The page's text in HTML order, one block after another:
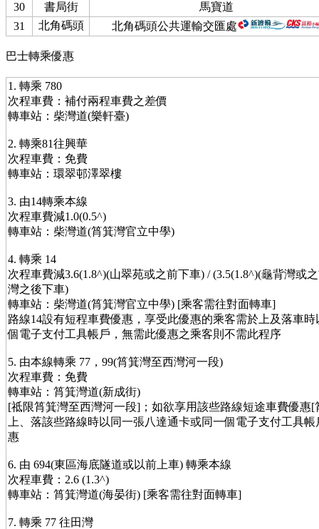
30
書局街
馬寶道
31
北角碼頭 北角碼頭公共運輸交匯處
巴士轉乘優惠
1. 轉乘 780
次程車費：補付兩程車費之差價
轉車站：柴灣道(樂軒臺)
2. 轉乘81往興華
次程車費：免費
轉車站：環翠邨澤翠樓
3. 由14轉乘本線
次程車費減1.0(0.5^)
轉車站：柴灣道(筲箕灣官立中學)
4. 轉乘 14
次程車費減3.6(1.8^)(山翠苑或之前下車) / (3.5(1.8^)(龜背灣或
灣之後下車)
轉車站：柴灣道(筲箕灣官立中學) [乘客需往對面轉車]
路線14設有短程車費優惠，享受此優惠的乘客需於上及落車
個電子支付工具帳戶，無需此優惠之乘客則不需此程序
5. 由本線轉乘 77，99(筲箕灣至西灣河一段)
次程車費：免費
轉車站：筲箕灣道(新成街)
[祗限筲箕灣至西灣河一段]；如欲享用該些路線短途車費優惠
上、落該些路線時以同一張八達通卡或同一個電子支付工具
惠
6. 由 694(東區海底隧道或以前上車) 轉乘本線
次程車費：2.6 (1.3^)
轉車站：筲箕灣道(海晏街) [乘客需往對面轉車]
7. 轉乘 77 往田灣